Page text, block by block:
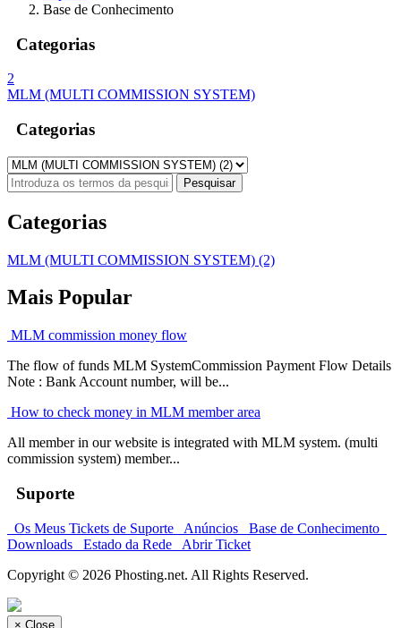
Base de Conhecimento
Categorias
2
MLM (MULTI COMMISSION SYSTEM)
Categorias
Categorias
MLM (MULTI COMMISSION SYSTEM) (2)
Mais Popular
MLM commission money flow
The flow of funds MLM SystemCommission Payment Flow Details
Note : Bank Account number, will be...
How to check money in MLM member area
All member in our website is integrated with MLM system. (multi
commission system) member...
Suporte
Os Meus Tickets de Suporte Anúncios
Base de Conhecimento
Downloads
Estado da Rede
Abrir Ticket
Copyright © 2026 Phosting.net. All Rights Reserved.
× Close